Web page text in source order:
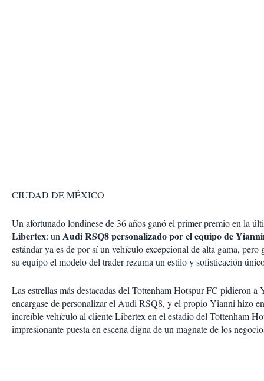
CIUDAD DE MÉXICO
Un afortunado londinese de 36 años ganó el primer premio en la
Libertex: unAudi RSQ8 personalizado por el equipo de
estándar ya es de por sí un vehículo excepcional de alta gama,
su equipo el modelo del trader rezuma un estilo y sofisticación
Las estrellas más destacadas del Tottenham Hotspur FC pidieron a
encargase de personalizar el Audi RSQ8, y el propio Yianni hizo
increíble vehículo al cliente Libertex en el estadio del Tottenham
impresionante puesta en escena digna de un magnate de los